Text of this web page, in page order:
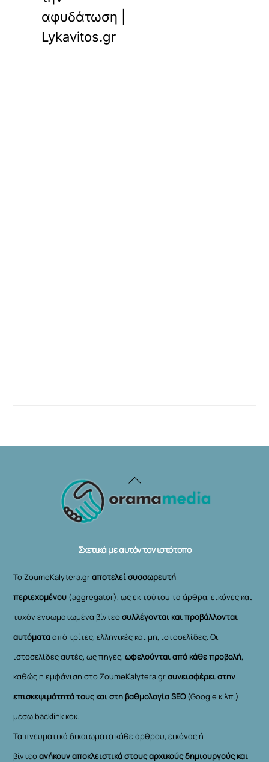
αφυδάτωση |
Lykavitos.gr
Back
To
Σχετικά με αυτόν τον ιστότοπο
Το ZoumeKalytera.grαποτελεί συσσωρευτή
περιεχομένου (aggregator), ως εκ τούτου τα άρθρα, εικόνες και
τυχόν ενσωματωμένα βίντεοσυλλέγονται και προβάλλονται
αυτόματααπό τρίτες, ελληνικές και μη, ιστοσελίδες. Οι
ιστοσελίδες αυτές, ως πηγές,ωφελούνται από κάθε προβολή,
καθώς η εμφάνιση στο ZoumeKalytera.grσυνεισφέρει στην
επισκεψιμότητά τους και στη βαθμολογία SEO(Google κ.λπ.)
μέσω backlink κοκ.
Τα πνευματικά δικαιώματα κάθε άρθρου, εικόνας ή
βίντεοανήκουν αποκλειστικά στους αρχικούς δημιουργούς και